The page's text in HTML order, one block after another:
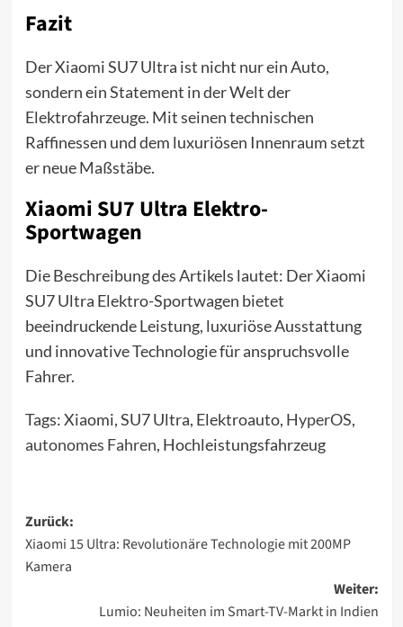
Fazit
Der Xiaomi SU7 Ultra ist nicht nur ein Auto,
sondern ein Statement in der Welt der
Elektrofahrzeuge. Mit seinen technischen
Raffinessen und dem luxuriösen Innenraum setzt
er neue Maßstäbe.
Xiaomi SU7 Ultra Elektro-
Sportwagen
Die Beschreibung des Artikels lautet: Der Xiaomi
SU7 Ultra Elektro-Sportwagen bietet
beeindruckende Leistung, luxuriöse Ausstattung
und innovative Technologie für anspruchsvolle
Fahrer.
Tags: Xiaomi, SU7 Ultra, Elektroauto, HyperOS,
autonomes Fahren, Hochleistungsfahrzeug
Beitragsnavigation
Zurück:
Xiaomi 15 Ultra: Revolutionäre Technologie mit 200MP
Kamera
Weiter:
Lumio: Neuheiten im Smart-TV-Markt in Indien